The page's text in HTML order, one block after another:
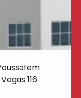
116